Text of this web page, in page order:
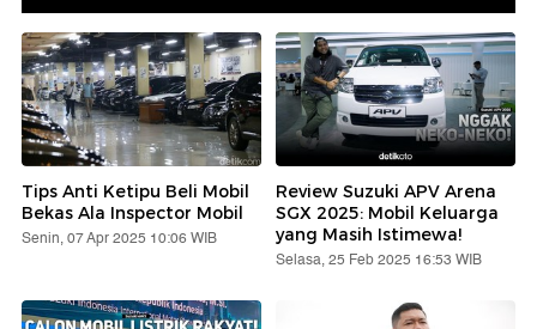
Tips Anti Ketipu Beli Mobil
Bekas Ala Inspector Mobil
Senin, 07 Apr 2025 10:06 WIB
Review Suzuki APV Arena
SGX 2025: Mobil Keluarga
yang Masih Istimewa!
Selasa, 25 Feb 2025 16:53 WIB